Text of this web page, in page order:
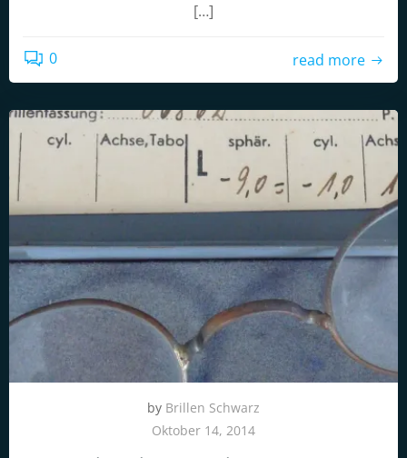
[…]
0 read more
by Brillen Schwarz
Oktober 14, 2014